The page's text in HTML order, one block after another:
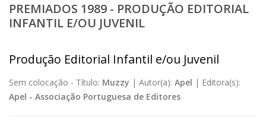
PREMIADOS 1989 - PRODUÇÃO EDITORIAL
INFANTIL E/OU JUVENIL
Produção Editorial Infantil e/ou Juvenil
Sem colocação - Título: Muzzy | Autor(a): Apel | Editora(s):
Apel - Associação Portuguesa de Editores